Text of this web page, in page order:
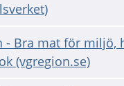
- Bra mat för miljö,
(vgregion.se)